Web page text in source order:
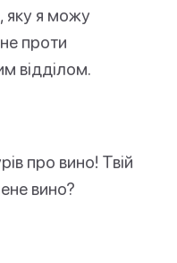
яку я можу
проти
відділом.
про вино! Твій
вино?